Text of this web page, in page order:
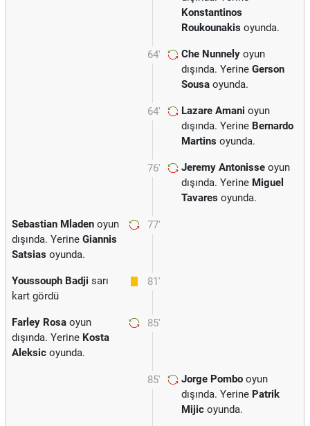
Konstantinos
Roukounakis oyunda.
64' Che Nunnely oyun
dışında. Yerine Gerson
Sousa oyunda.
64' Lazare Amani oyun
dışında. Yerine Bernardo
Martins oyunda.
76' Jeremy Antonisse oyun
dışında. Yerine Miguel
Tavares oyunda.
77'
Sebastian Mladen oyun
dışında. Yerine Giannis
Satsias oyunda.
81'
Youssouph Badji sarı
kart gördü
85'
Farley Rosa oyun
dışında. Yerine Kosta
Aleksic oyunda.
85' Jorge Pombo oyun
dışında. Yerine Patrik
Mijic oyunda.